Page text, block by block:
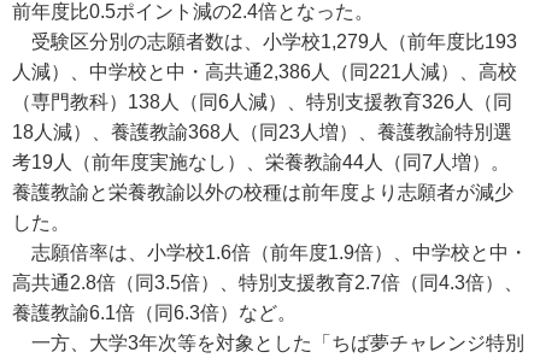
前年度比0.5ポイント減の2.4倍となった。
受験区分別の志願者数は、小学校1,279人（前年度比193
人減）、中学校と中・高共通2,386人（同221人減）、高校
（専門教科）138人（同6人減）、特別支援教育326人（同
18人減）、養護教諭368人（同23人増）、養護教諭特別選
考19人（前年度実施なし）、栄養教諭44人（同7人増）。
養護教諭と栄養教諭以外の校種は前年度より志願者が減少
した。
志願倍率は、小学校1.6倍（前年度1.9倍）、中学校と中・
高共通2.8倍（同3.5倍）、特別支援教育2.7倍（同4.3倍）、
養護教諭6.1倍（同6.3倍）など。
一方、大学3年次等を対象とした「ちば夢チャレンジ特別